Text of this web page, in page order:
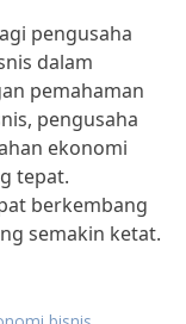
pengusaha
dalam
pemahaman
pengusaha
ekonomi
tepat.
berkembang
semakin ketat.